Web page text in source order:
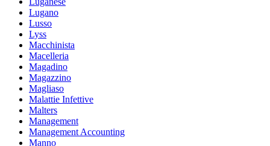
Lugano
Lusso
Lyss
Macchinista
Macelleria
Magadino
Magazzino
Magliaso
Malattie Infettive
Malters
Management
Management Accounting
Manno